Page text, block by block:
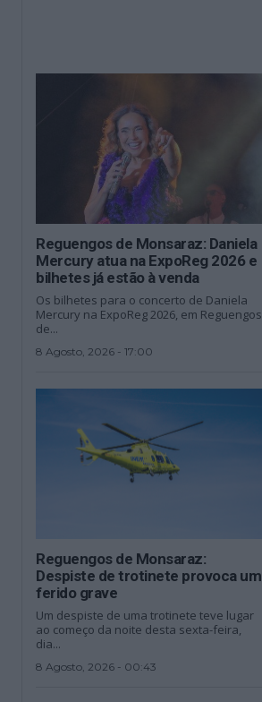
Reguengos de Monsaraz: Daniela
Mercury atua na ExpoReg 2026 e
bilhetes já estão à venda
Os bilhetes para o concerto de Daniela
Mercury na ExpoReg 2026, em Reguengos
de...
8 Agosto, 2026 - 17:00
Reguengos de Monsaraz:
Despiste de trotinete provoca um
ferido grave
Um despiste de uma trotinete teve lugar
ao começo da noite desta sexta-feira,
dia...
8 Agosto, 2026 - 00:43